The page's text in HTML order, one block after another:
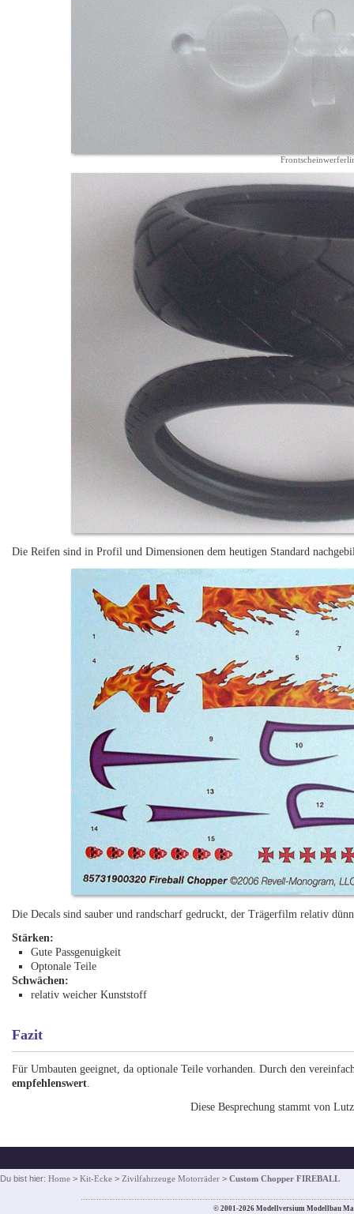
Die Reifen sind in Profil und Dimensionen dem heutigen Standard
Die Decals sind sauber und randscharf gedruckt, der Trägerfilm relativ
Stärken:
Gute Passgenuigkeit
Optonale Teile
Schwächen:
relativ weicher Kunststoff
Fazit
Für Umbauten geeignet, da optionale Teile vorhanden. Durch den
empfehlenswert
Diese Besprechung stammt von
Du bist hier: Home > Kit-Ecke > Zivilfahrzeuge Motorräder > Custom Chopper FIREBALL
© 2001-2026 Modellversium Modellbau